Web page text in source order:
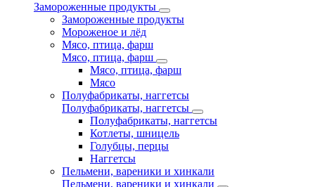
Замороженные продукты
Замороженные продукты
Мороженое и лёд
Мясо, птица, фарш
Мясо, птица, фарш
Мясо, птица, фарш
Мясо
Полуфабрикаты, наггетсы
Полуфабрикаты, наггетсы
Полуфабрикаты, наггетсы
Котлеты, шницель
Голубцы, перцы
Наггетсы
Пельмени, вареники и хинкали
Пельмени, вареники и хинкали